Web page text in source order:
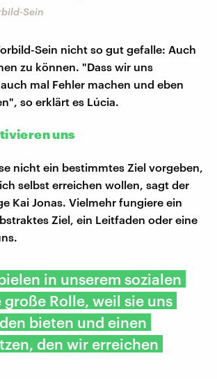
Sein
Sein nicht so gut gefalle: Auch
zu können. "Dass wir uns
mal Fehler machen und eben
so erklärt es Lúcia.
uns
nicht ein bestimmtes Ziel vorgeben,
selbst erreichen wollen, sagt der
Kai Jonas. Vielmehr fungiere ein
Ziel, ein Leitfaden oder eine
in unserem sozialen
große Rolle, weil sie uns
bieten und einen
den wir erreichen